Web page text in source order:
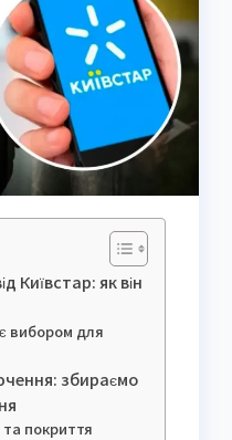
Київстар: як він
вибором для
збираємо
та покриття